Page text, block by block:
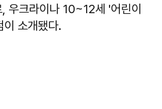
우크라이나 10~12세 '어린이
소개됐다.